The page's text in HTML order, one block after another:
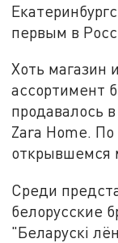
первым в
Хоть магазин
ассортимент
продавалось
Zara Home.
открывшемся
Среди
белорусские
"Беларускi